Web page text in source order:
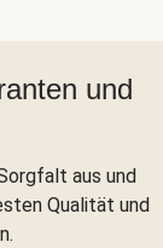
und
aus und
Qualität und